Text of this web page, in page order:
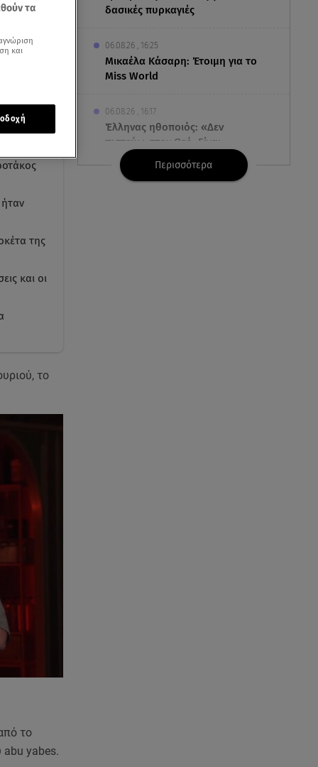
δασικές πυρκαγιές
06.08.26 , 16:25
Μικαέλα Κάσαρη: Έτοιμη για το
Miss World
06.08.26 , 16:17
Έλληνας ηθοποιός: «Δεν
πιστεύω στον Θεό. Είναι
δημιούργημα του ανθρώπου»
Περισσότερα
της
και οι
το
το
abu yabes.
τα
και